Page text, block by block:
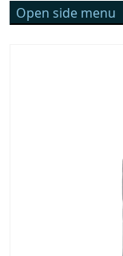
Open side menu